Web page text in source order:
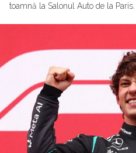
toamnă la Salonul Auto de la Paris.